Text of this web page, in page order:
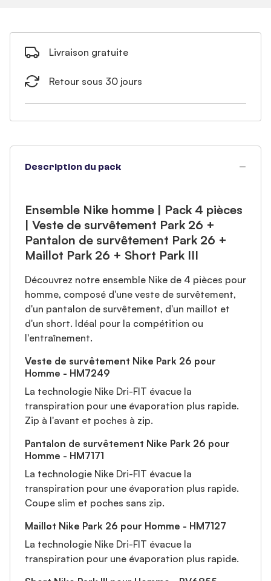
Livraison gratuite
Retour sous 30 jours
Description du pack
Ensemble Nike homme | Pack 4 pièces
| Veste de survêtement Park 26 +
Pantalon de survêtement Park 26 +
Maillot Park 26 + Short Park III
Découvrez notre ensemble Nike de 4 pièces pour
homme, composé d'une veste de survêtement,
d'un pantalon de survêtement, d'un maillot et
d'un short. Idéal pour la compétition ou
l'entraînement.
Veste de survêtement Nike Park 26 pour
Homme - HM7249
La technologie Nike Dri-FIT évacue la
transpiration pour une évaporation plus rapide.
Zip à l'avant et poches à zip.
Pantalon de survêtement Nike Park 26 pour
Homme - HM7171
La technologie Nike Dri-FIT évacue la
transpiration pour une évaporation plus rapide.
Coupe slim et poches sans zip.
Maillot Nike Park 26 pour Homme - HM7127
La technologie Nike Dri-FIT évacue la
transpiration pour une évaporation plus rapide.